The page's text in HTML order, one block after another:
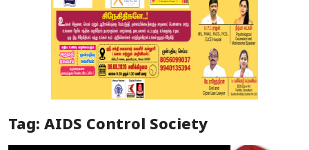
Tag: AIDS Control Society